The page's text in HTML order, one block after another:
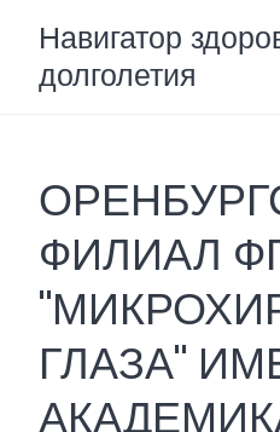
content
Навигатор
долголетия
ФИЛИАЛ
ГЛАЗА"